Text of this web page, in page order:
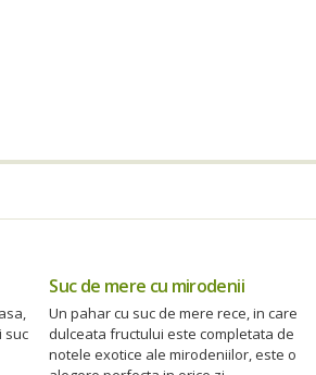
suc
Suc de mere cu mirodenii
Un pahar cu suc de mere rece, in care
dulceata fructului este completata de
notele exotice ale mirodeniilor, este o